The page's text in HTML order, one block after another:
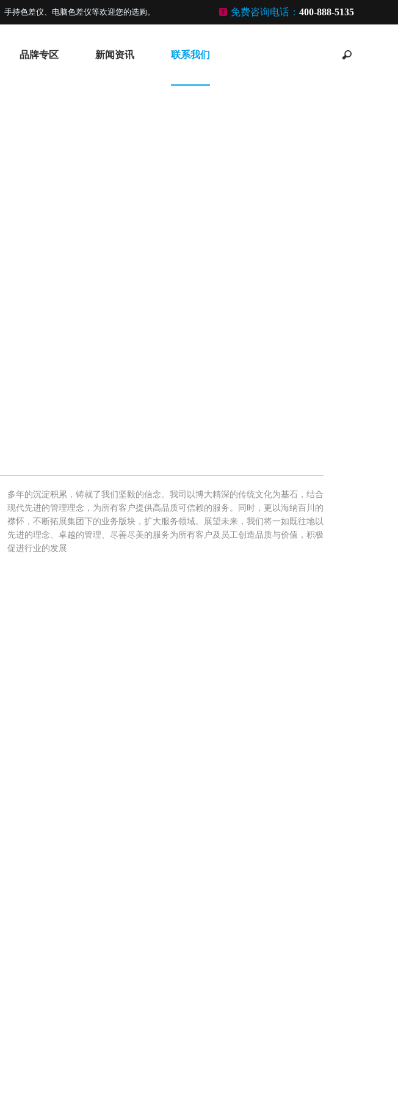
持色差仪、电脑色差仪等欢迎您的选购。 免费咨询电话： 400-888-5135
品牌专区 新闻资讯 联系我们
多年的沉淀积累，铸就了我们坚毅的信念。我司以博大精深的传统文化为基石，结合
现代先进的管理理念，为所有客户提供高品质可信赖的服务。同时，更以海纳百川的
襟怀，不断拓展集团下的业务版块，扩大服务领域。展望未来，我们将一如既往地以
先进的理念、卓越的管理、尽善尽美的服务为所有客户及员工创造品质与价值，积极
促进行业的发展